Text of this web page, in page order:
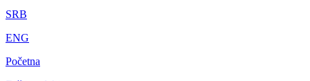
SRB
ENG
Početna